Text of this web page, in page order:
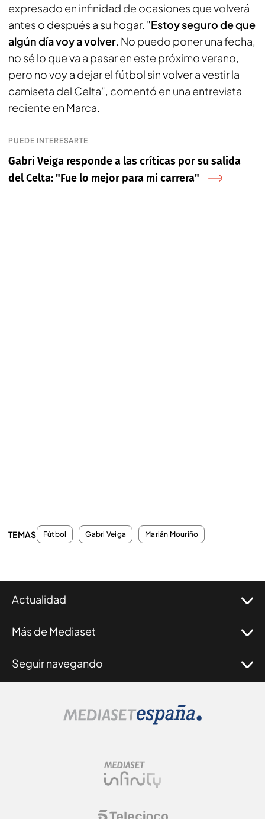
expresado en infinidad de ocasiones que volverá
antes o después a su hogar. "Estoy seguro de que
algún día voy a volver. No puedo poner una fecha,
no sé lo que va a pasar en este próximo verano,
pero no voy a dejar el fútbol sin volver a vestir la
camiseta del Celta", comentó en una entrevista
reciente en Marca.
PUEDE INTERESARTE
Gabri Veiga responde a las críticas por su salida
del Celta: "Fue lo mejor para mi carrera"
TEMAS Fútbol Gabri Veiga Marián Mouriño
Actualidad
Más de Mediaset
Seguir navegando